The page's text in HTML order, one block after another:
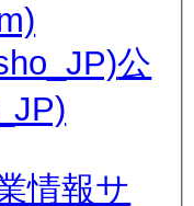
公
情報サ